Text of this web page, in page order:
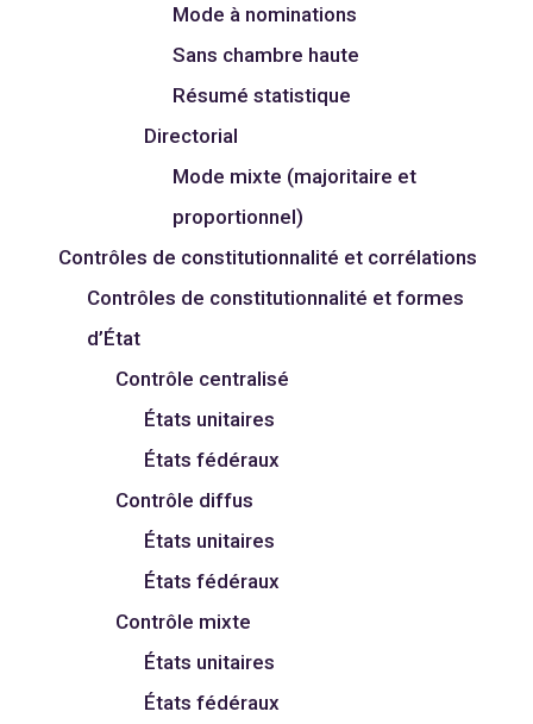
Mode à nominations
Sans chambre haute
Résumé statistique
Directorial
Mode mixte (majoritaire et
proportionnel)
Contrôles de constitutionnalité et corrélations
Contrôles de constitutionnalité et formes
d’État
Contrôle centralisé
États unitaires
États fédéraux
Contrôle diffus
États unitaires
États fédéraux
Contrôle mixte
États unitaires
États fédéraux